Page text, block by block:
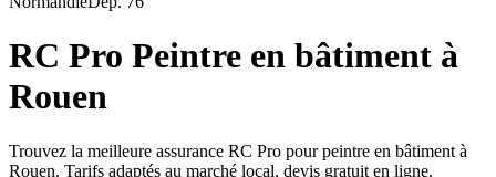
RC Pro Peintre en bâtiment à
Rouen
Trouvez la meilleure assurance RC Pro pourpeintre en bâtiment à
Rouen. Tarifs adaptés au marché local, devis gratuit en ligne.